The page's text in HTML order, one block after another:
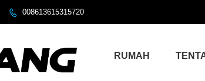
 008613615315720
RUMAH